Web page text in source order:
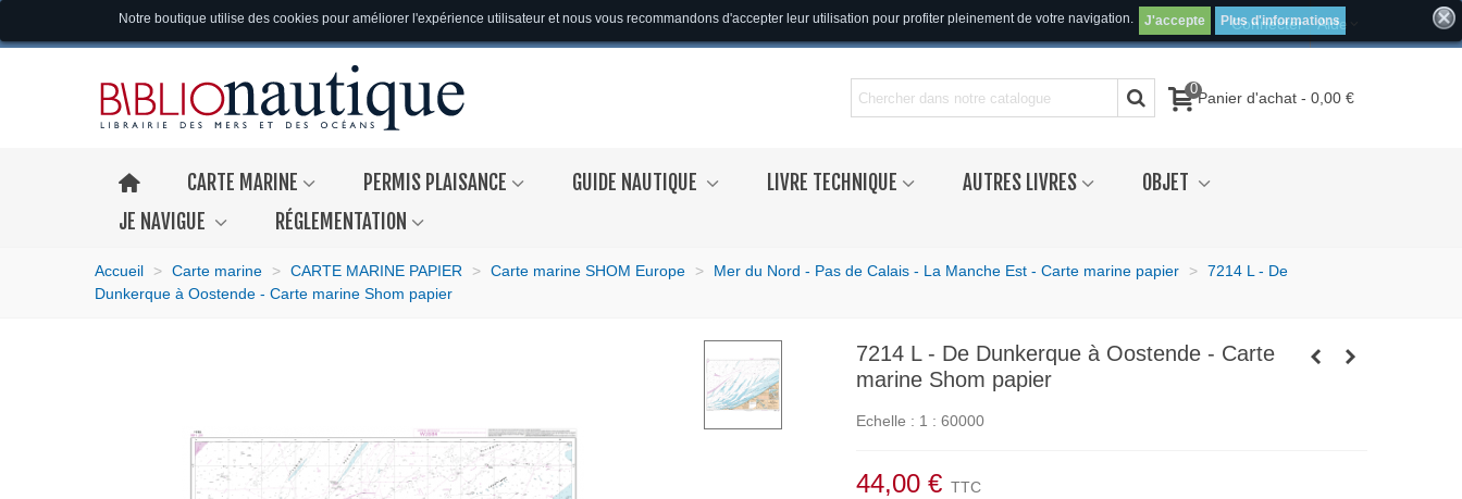
Connecter Aide
Notre boutique utilise des cookies pour améliorer l'expérience utilisateur et nous vous recommandons d'accepter leur utilisation pour profiter pleinement de votre navigation. J'accepte Plus d'informations
0Panier d'achat - 0,00 €
CARTE MARINE PERMIS PLAISANCE GUIDE NAUTIQUE LIVRE TECHNIQUE AUTRES LIVRES
OBJET
JE NAVIGUE
RÉGLEMENTATION
Accueil > Carte marine > CARTE MARINE PAPIER > Carte marine SHOM Europe > Mer du Nord - Pas de Calais - La Manche Est - Carte marine papier > 7214 L - De
Dunkerque à Oostende - Carte marine Shom papier
7214 L - De Dunkerque à Oostende - Carte
marine Shom papier
Echelle : 1 : 60000
44,00 € TTC